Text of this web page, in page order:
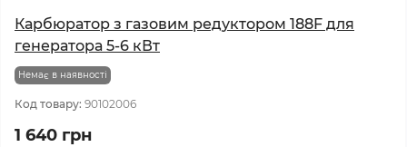
Карбюратор з газовим редуктором 188F для
генератора 5-6 кВт
Немає в наявності
Код товару: 90102006
1 640 грн